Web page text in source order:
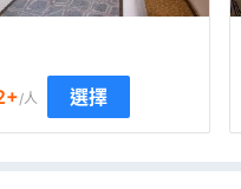
+/人 選擇